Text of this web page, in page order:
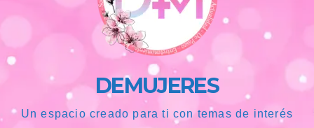
DEMUJERES
Un espacio creado para ti con temas de interés